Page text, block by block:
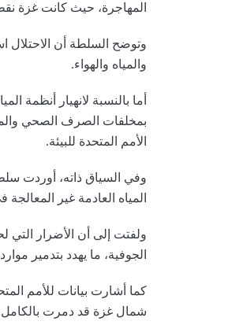
المهاجرة، حيث كانت غزة
وتوضح السلطة أن الاحتلال
والمياه والهواء.
أما بالنسبة لانهيار
بمخلفات الصرف الصحي
الأمم المتحدة للبيئة.
المياه العادمة غير
ولفتت إلى أن الأضرار التي
الجوفية، ما يهدد بتدمير
شمال غزة قد دمرت